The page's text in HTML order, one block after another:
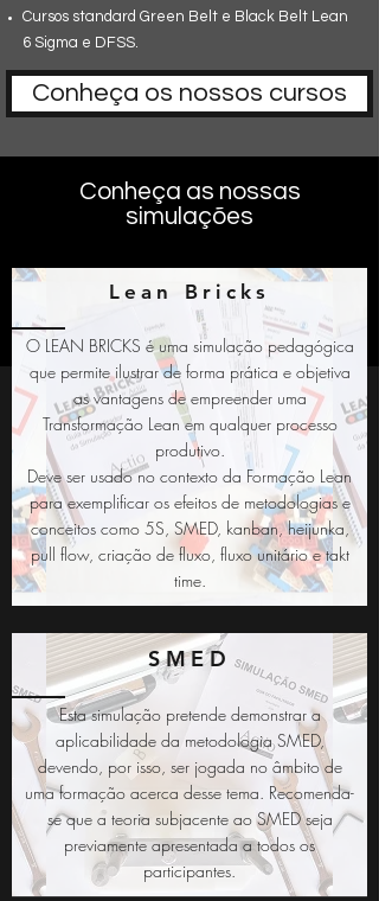
Cursos standard Green Belt e Black Belt Lean
6 Sigma e DFSS.
Conheça os nossos cursos
Conheça as nossas
simulações
SMED
Esta simulação pretende demonstrar a
aplicabilidade da metodologia SMED,
devendo, por isso, ser jogada no âmbito de
uma formação acerca desse tema. Recomenda-
se que a teoria subjacente ao SMED seja
previamente apresentada a todos os
participantes.
Lean Bricks
O LEAN BRICKS é uma simulação pedagógica
que permite ilustrar de forma prática e objetiva
as vantagens de empreender uma
Transformação Lean em qualquer processo
produtivo.
Deve ser usado no contexto da Formação Lean
para exemplificar os efeitos de metodologias e
conceitos como 5S, SMED, kanban, heijunka,
pull flow, criação de fluxo, fluxo unitário e takt
time.